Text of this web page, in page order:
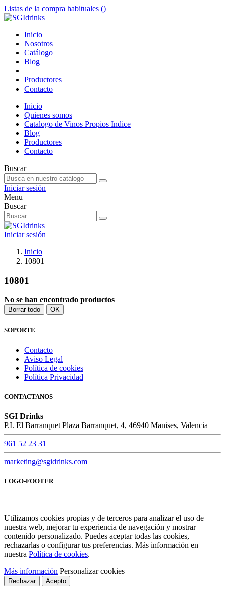
Listas de la compra habituales ()
Inicio
Nosotros
Catálogo
Blog
Productores
Contacto
Inicio
Quienes somos
Catalogo de Vinos Propios Indice
Blog
Productores
Contacto
Buscar
Iniciar sesión
Menu
Buscar
Iniciar sesión
Inicio
10801
10801
No se han encontrado productos
Borrar todo OK
SOPORTE
Contacto
Aviso Legal
Política de cookies
Política Privacidad
CONTACTANOS
SGI Drinks
P.I. El Barranquet Plaza Barranquet, 4, 46940 Manises, Valencia
961 52 23 31
marketing@sgidrinks.com
LOGO-FOOTER
Utilizamos cookies propias y de terceros para analizar el uso de
nuestra web, mejorar tu experiencia de navegación y mostrar
contenido personalizado. Puedes aceptar todas las cookies,
rechazarlas o configurar tus preferencias. Más información en
nuestra Política de cookies.
Más información Personalizar cookies
Rechazar Acepto